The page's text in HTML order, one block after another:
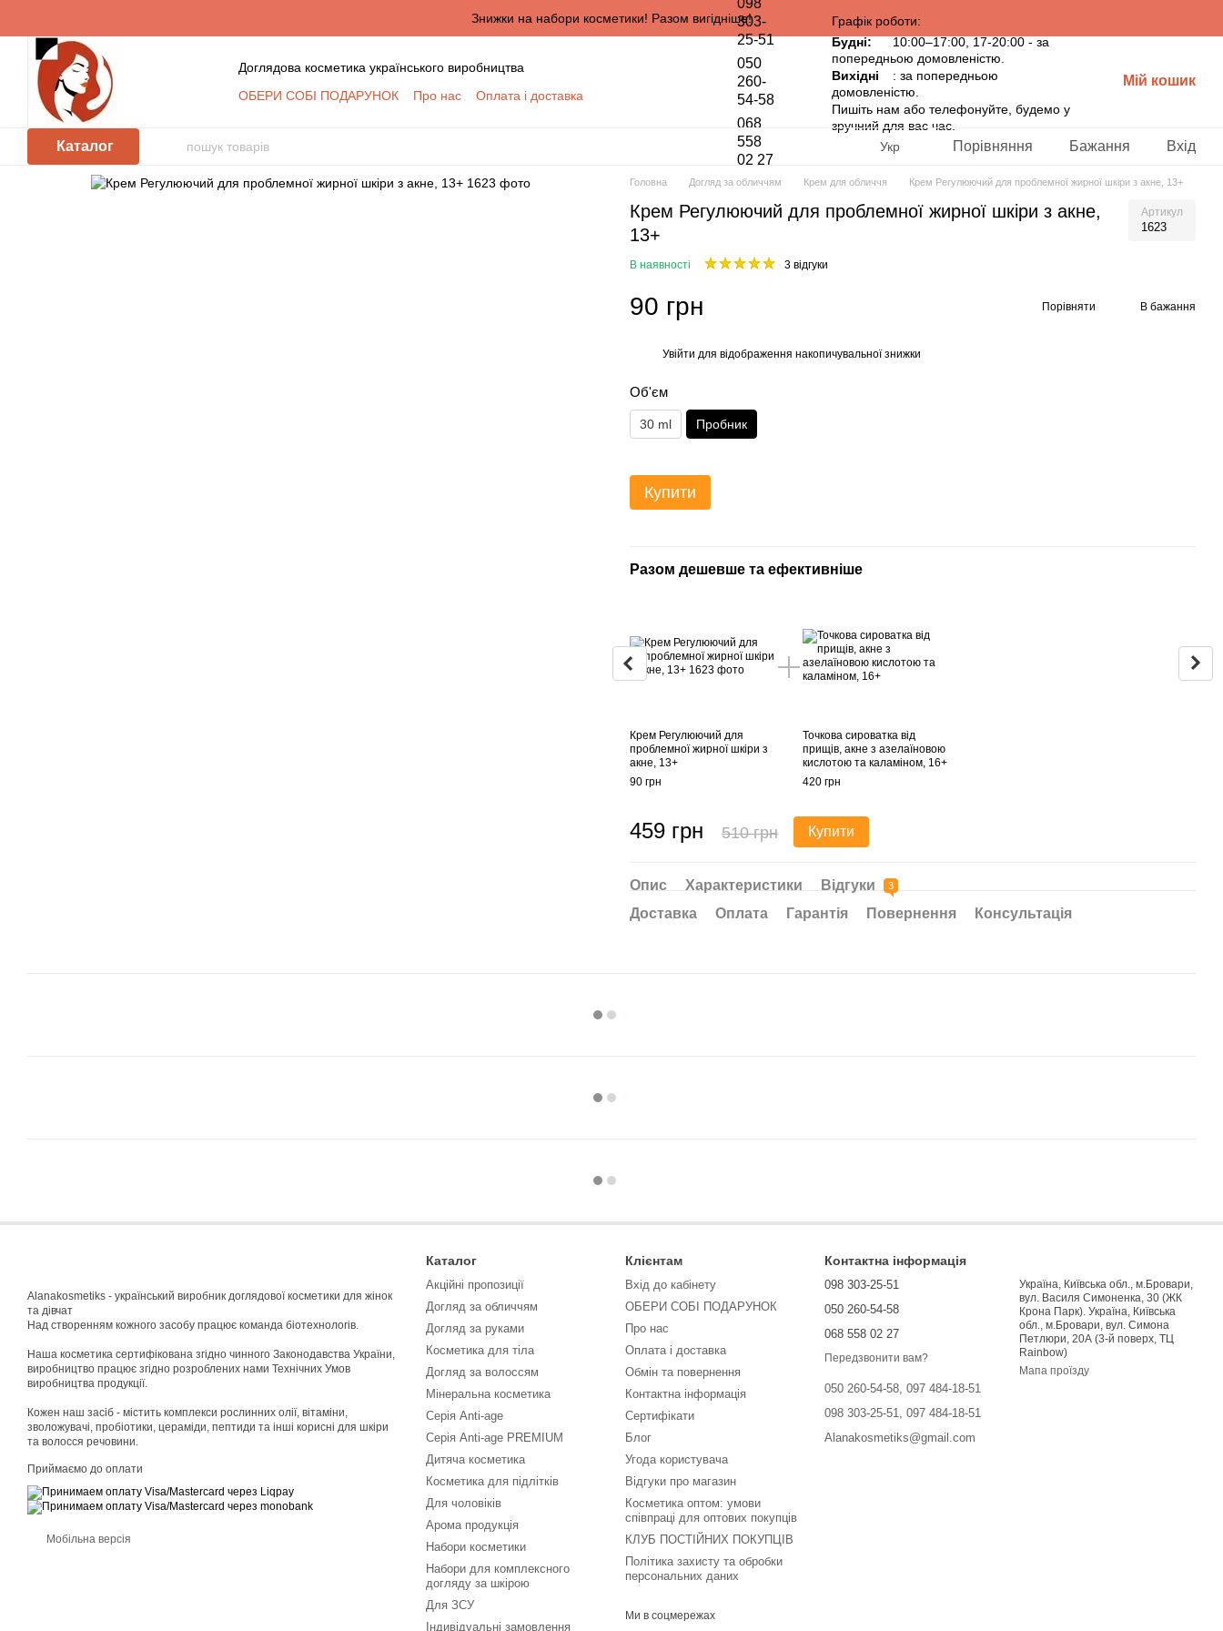
Знижки на набори косметики! Разом вигідніше!
Доглядова косметика українського виробництва
ОБЕРИ СОБІ ПОДАРУНОК
Про нас
Оплата і доставка
Відгуки про магазин
КЛУБ ПОСТІЙНИХ ПОКУПЦІВ
098
303-
25-51
050
260-
54-58
068
558
02 27
Графік роботи:
Будні:
10:00–17:00, 17-20:00 - за
попередньою домовленістю.
Вихідні
: за попередньою
домовленістю.
Пишіть нам або телефонуйте, будемо у
зручний для вас час.
Мій кошик
Каталог Укр Порівняння Бажання Вхід
Головна Догляд за обличчям Крем для обличчя Крем Регулюючий для проблемної жирної шкіри з акне, 13+
Крем Регулюючий для проблемної жирної шкіри з акне,
13+
Артикул
1623
В наявності 3 відгуки
90 грн Порівняти В бажання
Увійти для відображення накопичувальної знижки
Об'єм
30 ml Пробник
Купити
Разом дешевше та ефективніше
Крем Регулюючий для
проблемної жирної шкіри з
акне, 13+
90 грн
Точкова сироватка від
прищів, акне з азелаїновою
кислотою та каламіном, 16+
420 грн
459 грн 510 грн Купити
Опис Характеристики Відгуки 3
Доставка Оплата Гарантія Повернення Консультація
Alanakosmetiks - український виробник доглядової косметики для жінок
та дівчат
Над створенням кожного засобу працює команда біотехнологів.
Наша косметика сертифікована згідно чинного Законодавства України,
виробництво працює згідно розроблених нами Технічних Умов
виробництва продукції.
Кожен наш засіб - містить комплекси рослинних олії, вітаміни,
зволожувачі, пробіотики, цераміди, пептиди та інші корисні для шкіри
та волосся речовини.
Приймаємо до оплати
Мобільна версія
Каталог
Акційні пропозиції
Догляд за обличчям
Догляд за руками
Косметика для тіла
Догляд за волоссям
Мінеральна косметика
Серія Anti-age
Серія Anti-age PREMIUM
Дитяча косметика
Косметика для підлітків
Для чоловіків
Арома продукція
Набори косметики
Набори для комплексного
догляду за шкірою
Для ЗСУ
Індивідуальні замовлення
Клієнтам
Вхід до кабінету
ОБЕРИ СОБІ ПОДАРУНОК
Про нас
Оплата і доставка
Обмін та повернення
Контактна інформація
Сертифікати
Блог
Угода користувача
Відгуки про магазин
Косметика оптом: умови
співпраці для оптових покупців
КЛУБ ПОСТІЙНИХ ПОКУПЦІВ
Політика захисту та обробки
персональних даних
Ми в соцмережах
Контактна інформація
098 303-25-51
050 260-54-58
068 558 02 27
Передзвонити вам?
050 260-54-58, 097 484-18-51
098 303-25-51, 097 484-18-51
Alanakosmetiks@gmail.com
Україна, Київська обл., м.Бровари,
вул. Василя Симоненка, 30 (ЖК
Крона Парк). Україна, Київська
обл., м.Бровари, вул. Симона
Петлюри, 20А (3-й поверх, ТЦ
Rainbow)
Мапа проїзду